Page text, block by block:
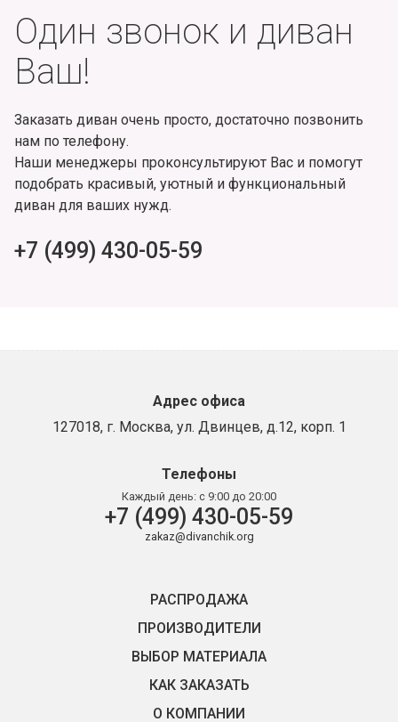
Один звонок и диван
Ваш!
Заказать диван очень просто, достаточно позвонить
нам по телефону.
Наши менеджеры проконсультируют Вас и помогут
подобрать красивый, уютный и функциональный
диван для ваших нужд.
+7 (499) 430-05-59
Адрес офиса
127018, г. Москва, ул. Двинцев, д.12, корп. 1
Телефоны
Каждый день: с 9:00 до 20:00
+7 (499) 430-05-59
zakaz@divanchik.org
РАСПРОДАЖА
ПРОИЗВОДИТЕЛИ
ВЫБОР МАТЕРИАЛА
КАК ЗАКАЗАТЬ
О КОМПАНИИ